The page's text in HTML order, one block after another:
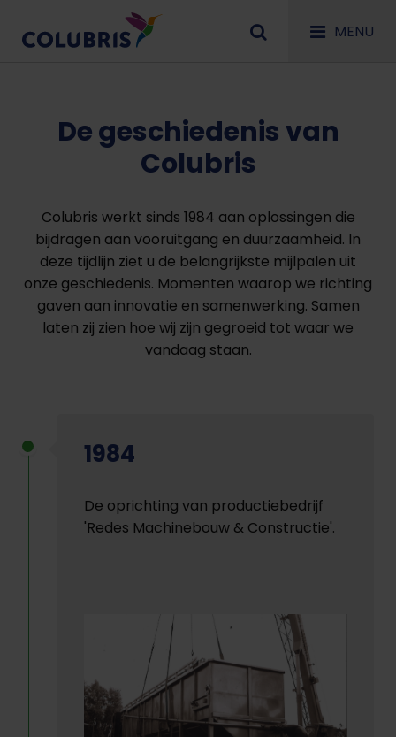
MENU
De geschiedenis van
Colubris
Colubris werkt sinds 1984 aan oplossingen die
bijdragen aan vooruitgang en duurzaamheid. In
deze tijdlijn ziet u de belangrijkste mijlpalen uit
onze geschiedenis. Momenten waarop we richting
gaven aan innovatie en samenwerking. Samen
laten zij zien hoe wij zijn gegroeid tot waar we
vandaag staan.
1984
De oprichting van productiebedrijf
'Redes Machinebouw & Constructie'.